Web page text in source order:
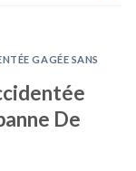
GAGÉE SANS
De